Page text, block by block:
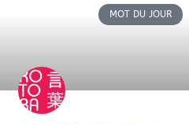
MOT DU JOUR